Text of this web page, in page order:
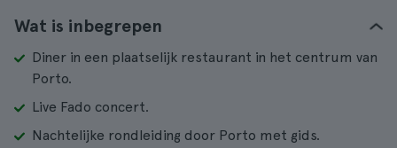
Wat is inbegrepen
Diner in een plaatselijk restaurant in het centrum van
Porto.
Live Fado concert.
Nachtelijke rondleiding door Porto met gids.